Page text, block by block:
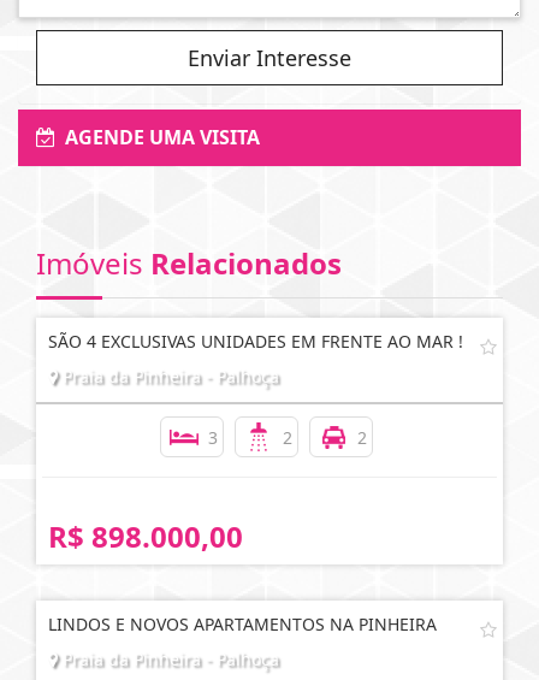
Enviar Interesse
AGENDE UMA VISITA
Imóveis Relacionados
SÃO 4 EXCLUSIVAS UNIDADES EM FRENTE AO MAR !
Praia da Pinheira - Palhoça
3 2 2
R$ 898.000,00
LINDOS E NOVOS APARTAMENTOS NA PINHEIRA
Praia da Pinheira - Palhoça